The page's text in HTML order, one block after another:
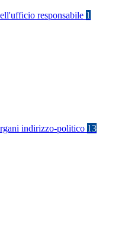
responsabile 1
indirizzo-politico 13